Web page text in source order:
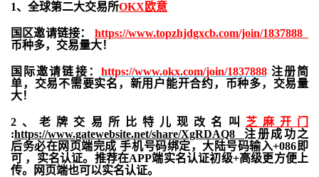
1、全球第二大交易所OKX欧意
国区邀请链接： https://www.topzhjdgxcb.com/join/1837888
币种多，交易量大！
国际邀请链接： https://www.okx.com/join/1837888注册简
单，交易不需要实名，新用户能开合约， 币种多，交易量
大！
2、老牌交易所比特儿现改名叫 芝麻开门
:https://www.gatewebsite.net/share/XgRDAQ8 注册成功之
后务必在网页端完成 手机号码绑定，大陆号码输入+086即
可 ，实名认证。推荐在APP端实名认证初级+高级更方便上
传。网页端也可以实名认证。